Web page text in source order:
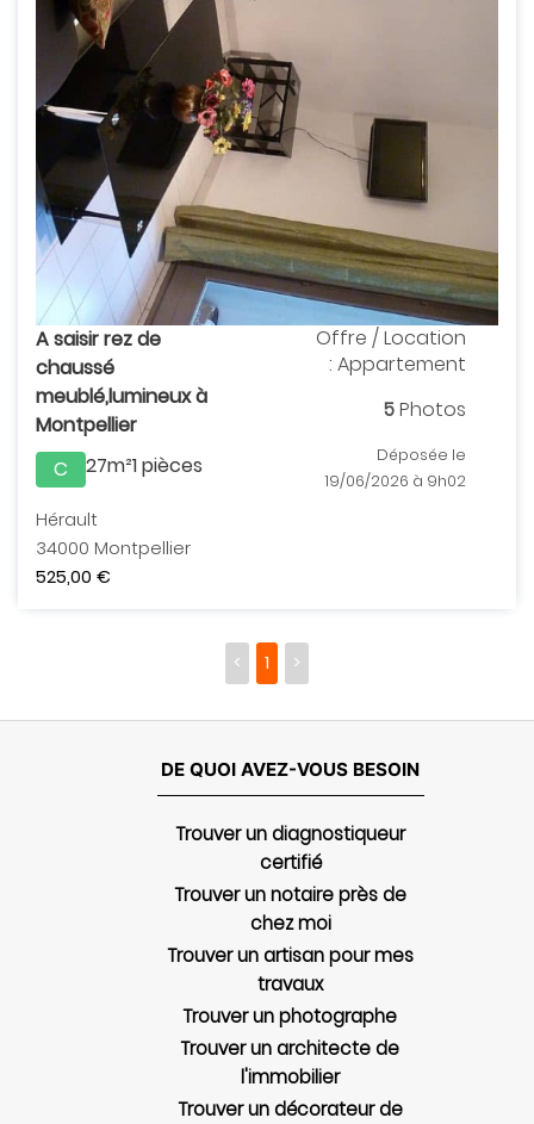
A saisir rez de
chaussé
meublé,lumineux à
Montpellier
C
27m²1 pièces
Hérault
34000 Montpellier
525,00 €
Offre / Location
: Appartement
5Photos
Déposée le
19/06/2026 à 9h02
< 1 >
DE QUOI AVEZ-VOUS BESOIN
Trouver un diagnostiqueur
certifié
Trouver un notaire près de
chez moi
Trouver un artisan pour mes
travaux
Trouver un photographe
Trouver un architecte de
l'immobilier
Trouver un décorateur de